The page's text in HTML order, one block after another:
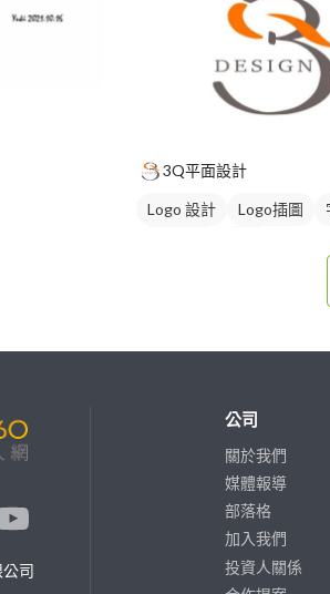
3Q平面設計
Logo 設計 Logo插圖
司
公司
關於我們
媒體報導
部落格
加入我們
投資人關係